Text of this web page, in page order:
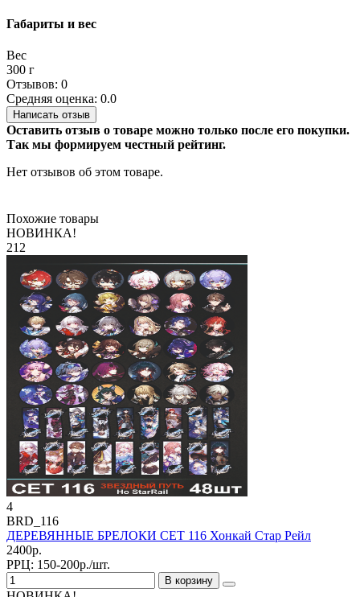
Габариты и вес
Вес
300 г
Отзывов: 0
Средняя оценка: 0.0
Написать отзыв
Оставить отзыв о товаре можно только после его покупки.
Так мы формируем честный рейтинг.
Нет отзывов об этом товаре.
Похожие товары
НОВИНКА!
212
4
BRD_116
ДЕРЕВЯННЫЕ БРЕЛОКИ СЕТ 116 Хонкай Стар Рейл
2400р.
РРЦ: 150-200р./шт.
В корзину